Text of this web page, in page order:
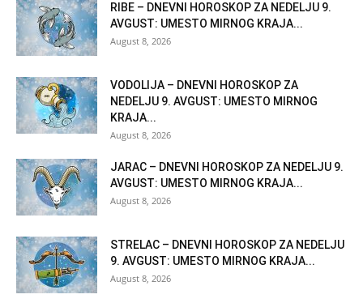
RIBE – DNEVNI HOROSKOP ZA NEDELJU 9.
AVGUST: UMESTO MIRNOG KRAJA...
August 8, 2026
VODOLIJA – DNEVNI HOROSKOP ZA
NEDELJU 9. AVGUST: UMESTO MIRNOG
KRAJA...
August 8, 2026
JARAC – DNEVNI HOROSKOP ZA NEDELJU 9.
AVGUST: UMESTO MIRNOG KRAJA...
August 8, 2026
STRELAC – DNEVNI HOROSKOP ZA NEDELJU
9. AVGUST: UMESTO MIRNOG KRAJA...
August 8, 2026